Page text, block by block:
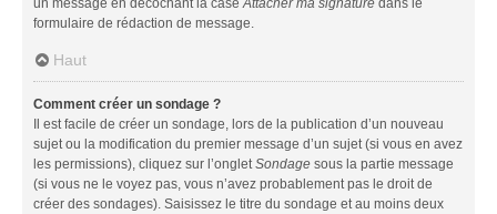
formulaire de rédaction de message.
Haut
Comment créer un sondage ?
Il est facile de créer un sondage, lors de la publication d’un nouveau
sujet ou la modification du premier message d’un sujet (si vous en avez
les permissions), cliquez sur l’onglet Sondage sous la partie message
(si vous ne le voyez pas, vous n’avez probablement pas le droit de
créer des sondages). Saisissez le titre du sondage et au moins deux